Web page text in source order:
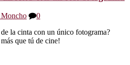
Moncho
0
la cinta con un único fotograma?
que tú de cine!